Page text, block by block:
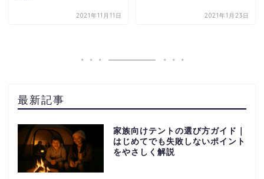
2021年11月11日 2021年1月23日
最新記事
家族向けテントの選び方ガイド｜
はじめてでも失敗しないポイント
をやさしく解説